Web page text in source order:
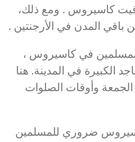
كاسيروس . ومع ذلك،
المدن في الأرجنتين .
في كاسيروس ،
الكبيرة في المدينة. هنا
وأوقات الصلوات
ضروري للمسلمين